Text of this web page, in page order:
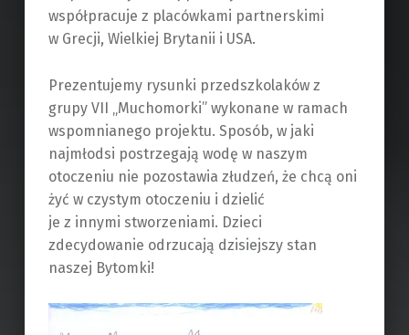
współpracuje z placówkami partnerskimi
w Grecji, Wielkiej Brytanii i USA.
Prezentujemy rysunki przedszkolaków z
grupy VII „Muchomorki” wykonane w ramach
wspomnianego projektu. Sposób, w jaki
najmłodsi postrzegają wodę w naszym
otoczeniu nie pozostawia złudzeń, że chcą oni
żyć w czystym otoczeniu i dzielić
je z innymi stworzeniami. Dzieci
zdecydowanie odrzucają dzisiejszy stan
naszej Bytomki!